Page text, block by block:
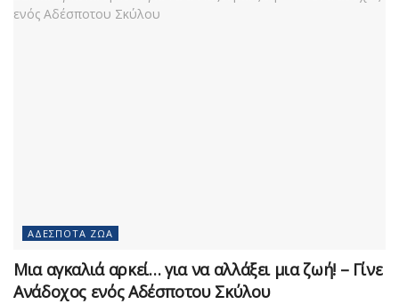
ΑΔΈΣΠΟΤΑ ΖΏΑ
Μια αγκαλιά αρκεί… για να αλλάξει μια ζωή! – Γίνε
Ανάδοχος ενός Αδέσποτου Σκύλου